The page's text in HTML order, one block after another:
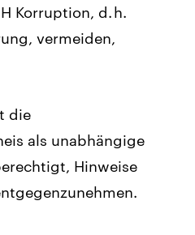
Korruption, d. h.
vermeiden,
die
als unabhängige
Hinweise